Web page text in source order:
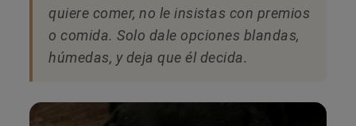
quiere comer, no le insistas con premios
o comida. Solo dale opciones blandas,
húmedas, y deja que él decida.